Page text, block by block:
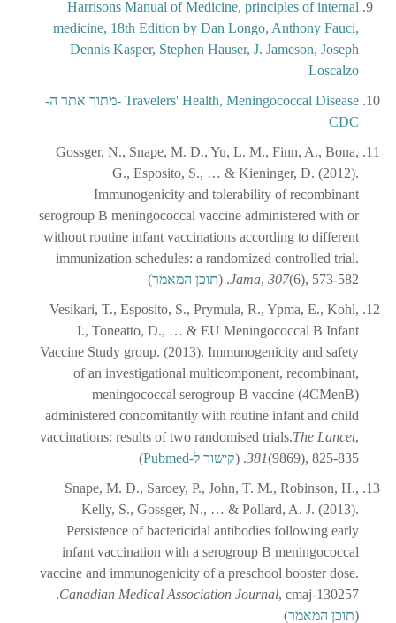
Harrisons Manual of Medicine, principles of internal
medicine, 18th Edition by Dan Longo, Anthony Fauci,
Dennis Kasper, Stephen Hauser, J. Jameson, Joseph
Loscalzo
Travelers' Health, Meningococcal Disease -מתוך אתר ה-
CDC
Gossger, N., Snape, M. D., Yu, L. M., Finn, A., Bona,
G., Esposito, S., … & Kieninger, D. (2012).
Immunogenicity and tolerability of recombinant
serogroup B meningococcal vaccine administered with or
without routine infant vaccinations according to different
immunization schedules: a randomized controlled trial.
Jama, 307(6), 573-582. ( תוכן המאמר)
Vesikari, T., Esposito, S., Prymula, R., Ypma, E., Kohl,
I., Toneatto, D., … & EU Meningococcal B Infant
Vaccine Study group. (2013). Immunogenicity and safety
of an investigational multicomponent, recombinant,
meningococcal serogroup B vaccine (4CMenB)
administered concomitantly with routine infant and child
vaccinations: results of two randomised trials.The Lancet,
381(9869), 825-835. ( קישור ל-Pubmed
)
Snape, M. D., Saroey, P., John, T. M., Robinson, H.,
Kelly, S., Gossger, N., … & Pollard, A. J. (2013).
Persistence of bactericidal antibodies following early
infant vaccination with a serogroup B meningococcal
vaccine and immunogenicity of a preschool booster dose.
Canadian Medical Association Journal
, cmaj-130257.
(תוכן המאמר)